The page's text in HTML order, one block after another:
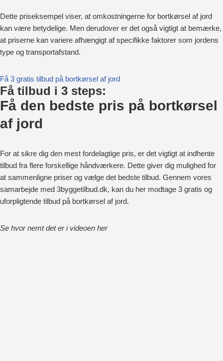
Dette priseksempel viser, at omkostningerne for bortkørsel af jord
kan være betydelige. Men derudover er det også vigtigt at bemærke,
at priserne kan variere afhængigt af specifikke faktorer som jordens
type og transportafstand.
Få 3 gratis tilbud på bortkørsel af jord
Få tilbud i 3 steps:
Få den bedste pris på bortkørsel
af jord
For at sikre dig den mest fordelagtige pris, er det vigtigt at indhente
tilbud fra flere forskellige håndværkere. Dette giver dig mulighed for
at sammenligne priser og vælge det bedste tilbud. Gennem vores
samarbejde med 3byggetilbud.dk, kan du her modtage 3 gratis og
uforpligtende tilbud på bortkørsel af jord.
Se hvor nemt det er i videoen her